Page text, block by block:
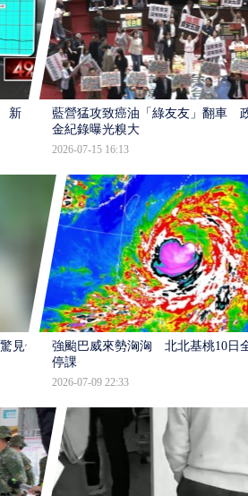
新
藍營猛攻致癌油「綠友友」翻車
金紀錄曝光糗大
2026-07-15 16:13
見倒
強颱巴威來勢洶洶 北北基桃10日
停課
2026-07-09 22:33